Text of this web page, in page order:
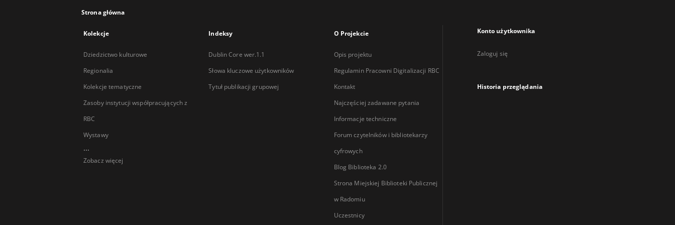
Strona główna
Kolekcje
Dziedzictwo kulturowe
Regionalia
Kolekcje tematyczne
Zasoby instytucji współpracujących z
RBC
Wystawy
...
Zobacz więcej
Indeksy
Dublin Core wer.1.1
Słowa kluczowe użytkowników
Tytuł publikacji grupowej
O Projekcie
Opis projektu
Regulamin Pracowni Digitalizacji RBC
Kontakt
Najczęściej zadawane pytania
Informacje techniczne
Forum czytelników i bibliotekarzy
cyfrowych
Blog Biblioteka 2.0
Strona Miejskiej Biblioteki Publicznej
w Radomiu
Uczestnicy
Konto użytkownika
Zaloguj się
Historia przeglądania